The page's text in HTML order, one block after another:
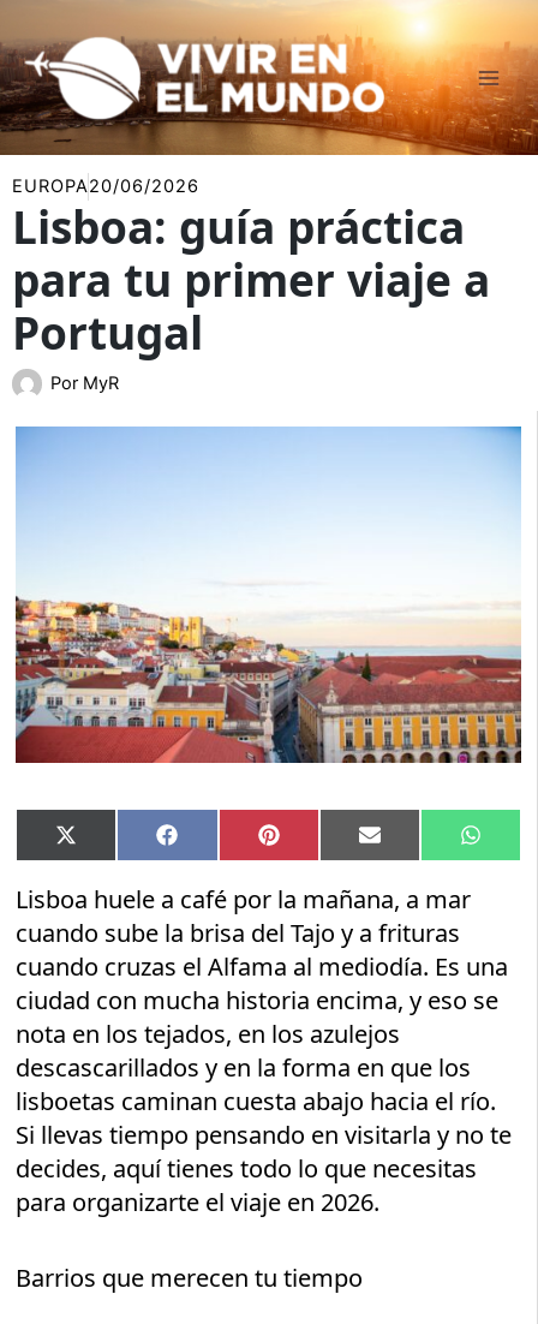
al
contenido
EUROPA20/06/2026
Lisboa: guía práctica
para tu primer viaje a
Portugal
Por MyR
Compartir
en
X
(Twitter)
Compartir
en
Facebook Compartir
en
Pinterest Compartir
en
Email
en
Lisboa huele a café por la mañana, a mar
cuando sube la brisa del Tajo y a frituras
cuando cruzas el Alfama al mediodía. Es una
ciudad con mucha historia encima, y eso se
nota en los tejados, en los azulejos
descascarillados y en la forma en que los
lisboetas caminan cuesta abajo hacia el río.
Si llevas tiempo pensando en visitarla y no te
decides, aquí tienes todo lo que necesitas
para organizarte el viaje en 2026.
Barrios que merecen tu tiempo